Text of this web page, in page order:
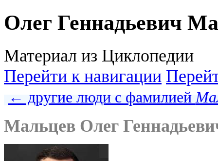
Олег Геннадьевич
Материал из Циклопедии
Перейти к навигации
← другие люди с фамилией
Мальцев Олег